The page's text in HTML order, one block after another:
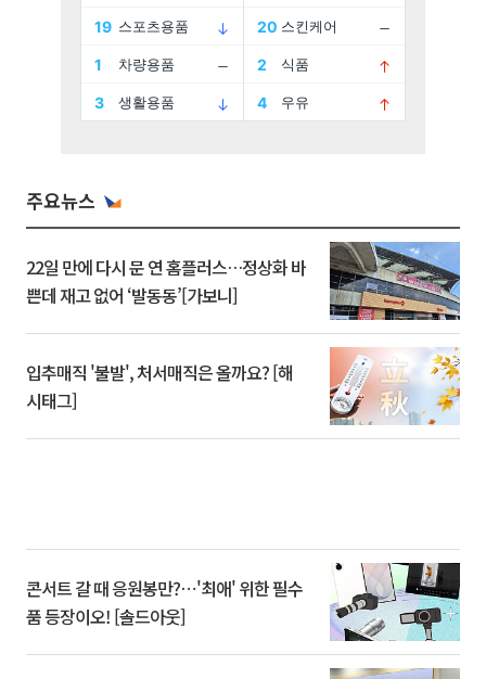
주요뉴스
22일 만에 다시 문 연 홈플러스…정상화 바
쁜데 재고 없어 ‘발동동’[가보니]
입추매직 '불발', 처서매직은 올까요? [해
시태그]
콘서트 갈 때 응원봉만?⋯'최애' 위한 필수
품 등장이오! [솔드아웃]